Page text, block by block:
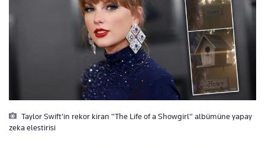
Taylor Swift'in rekor kiran "The Life of a Showgirl" albümüne yapay
zeka elestirisi